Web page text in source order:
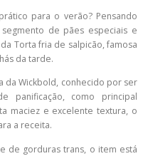
para o verão? Pensando
de pães especiais e
Torta fria de salpicão, famosa
da tarde.
da Wickbold, conhecido por ser
como principal
maciez e excelente textura, o
a receita.
de gorduras trans, o item está